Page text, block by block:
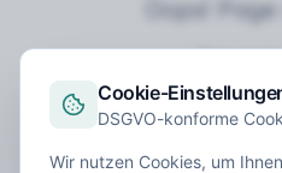
Cookie-
DSGVO-konforme
Wir nutzen Cookies, um
Oops!